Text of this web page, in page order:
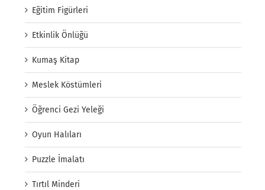
Eğitim Figürleri
Etkinlik Önlüğü
Kumaş Kitap
Meslek Köstümleri
Öğrenci Gezi Yeleği
Oyun Halıları
Puzzle İmalatı
Tırtıl Minderi